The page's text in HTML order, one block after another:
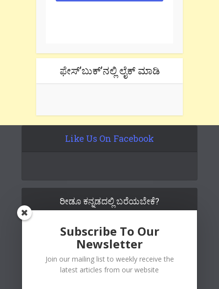
ಫೇಸ್’ಬುಕ್’ನಲ್ಲಿ ಲೈಕ್ ಮಾಡಿ
Like Us On Facebook
ರೀಡೂ ಕನ್ನಡದಲ್ಲಿ ಬರೆಯಬೇಕೆ?
Subscribe To Our
Newsletter
Join our mailing list to weekly receive the
latest articles from our website